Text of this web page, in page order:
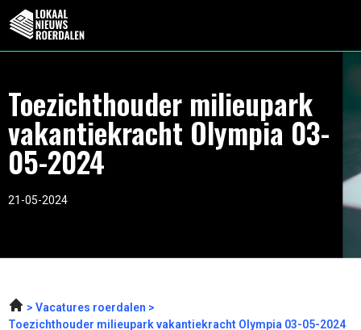
Toezichthouder milieupark
vakantiekracht Olympia 03-
05-2024
21-05-2024
Vacatures roerdalen
Toezichthouder milieupark vakantiekracht Olympia 03-05-2024